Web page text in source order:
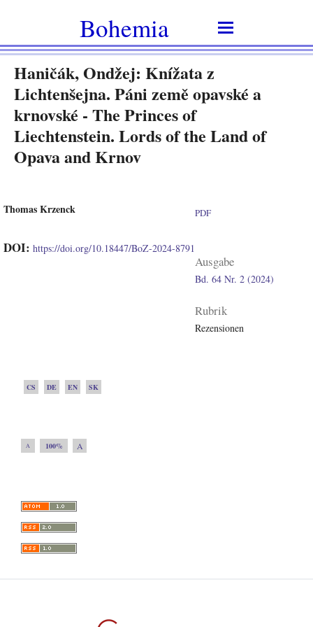
Bohemia
Haničák, Ondžej: Knížata z
Lichtenšejna. Páni země opavské a
krnovské - The Princes of
Liechtenstein. Lords of the Land of
Opava and Krnov
Thomas Krzenck
DOI: https://doi.org/10.18447/BoZ-2024-8791
PDF
Ausgabe
Bd. 64 Nr. 2 (2024)
Rubrik
Rezensionen
CS DE EN SK
A 100% A